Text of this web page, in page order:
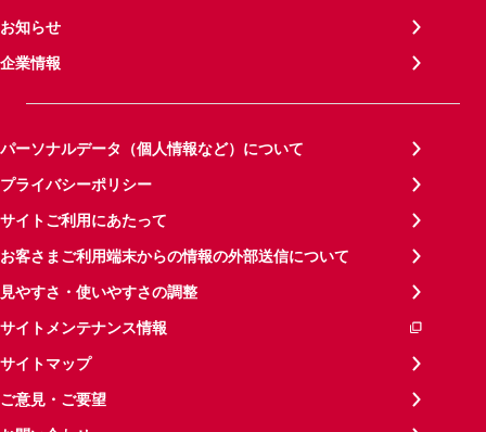
お知らせ
企業情報
パーソナルデータ（個人情報など）について
プライバシーポリシー
サイトご利用にあたって
お客さまご利用端末からの情報の外部送信について
見やすさ・使いやすさの調整
サイトメンテナンス情報
サイトマップ
ご意見・ご要望